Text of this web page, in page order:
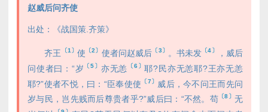
赵威后问齐使
出处：《战国策.齐策》
齐王 〔1〕 使 〔2〕 使者问赵威后 〔3〕 。书未发 〔4〕
，威后
问使者曰：“岁
〔5〕 亦无恙 〔6〕耶?民亦无恙耶?王亦无恙
耶?”使者不悦，曰：“臣奉使使
〔7〕
威后，今不问王而先问
岁与民，岂先贱而后尊贵者乎?”威后曰：“不然。苟 〔8〕 无